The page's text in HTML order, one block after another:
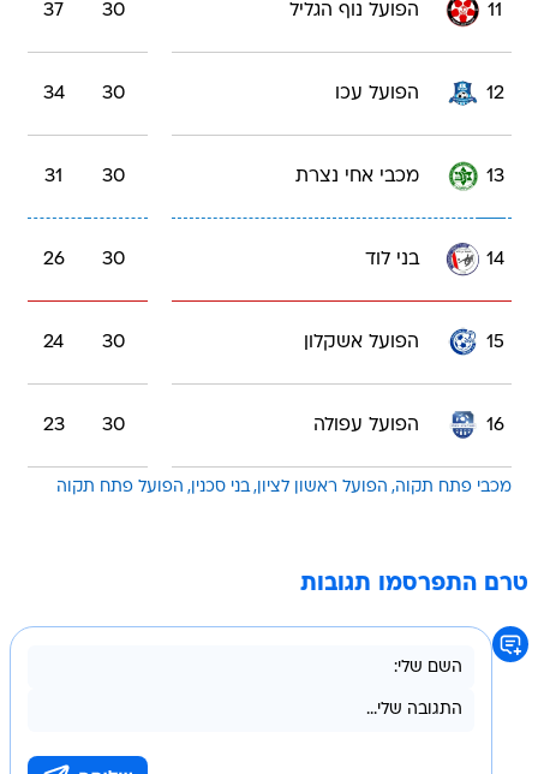
11 הפועל נוף הגליל 30
37
12 הפועל עכו 30
34
13 מכבי אחי נצרת 30
31
14 בני לוד 30
26
15 הפועל אשקלון 30
24
16 הפועל עפולה 30
23
מכבי פתח תקוה הפועל ראשון לציון בני סכנין הפועל פתח תקוה
טרם התפרסמו תגובות